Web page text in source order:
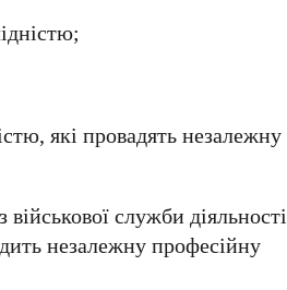
які провадять незалежну
служби діяльності
незалежну професійну